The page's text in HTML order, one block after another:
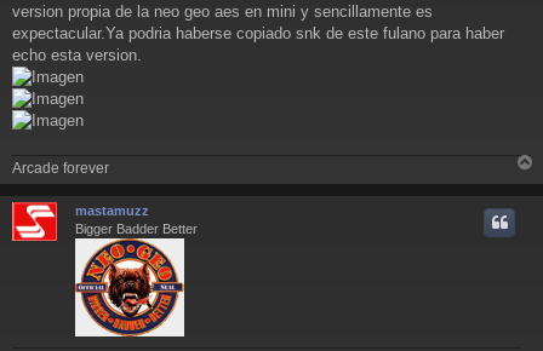
version propia de la neo geo aes en mini y sencillamente es
expectacular.Ya podria haberse copiado snk de este fulano para haber
echo esta version.
Arcade forever
r
mastamuzz
Bigger Badder Better